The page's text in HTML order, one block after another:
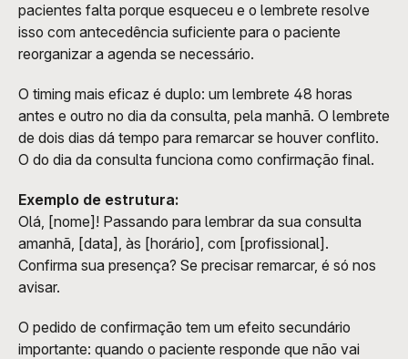
pacientes falta porque esqueceu e o lembrete resolve
isso com antecedência suficiente para o paciente
reorganizar a agenda se necessário.
O timing mais eficaz é duplo: um lembrete 48 horas
antes e outro no dia da consulta, pela manhã. O lembrete
de dois dias dá tempo para remarcar se houver conflito.
O do dia da consulta funciona como confirmação final.
Exemplo de estrutura:
Olá, [nome]! Passando para lembrar da sua consulta
amanhã, [data], às [horário], com [profissional].
Confirma sua presença? Se precisar remarcar, é só nos
avisar.
O pedido de confirmação tem um efeito secundário
importante: quando o paciente responde que não vai